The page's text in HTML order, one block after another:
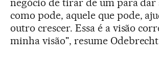
negócio de tirar de um para dar
como pode, aquele que pode,
outro crescer. Essa é a visão
minha visão", resume